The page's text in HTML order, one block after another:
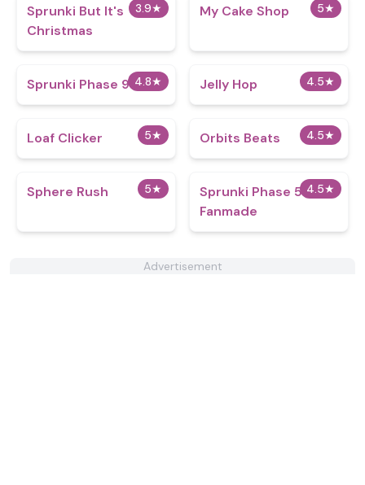
3.9★
Sprunki But It's
Christmas
5★
My Cake Shop
4.8★
Sprunki Phase 9 4.5★
Jelly Hop
5★
Loaf Clicker 4.5★
Orbits Beats
5★
Sphere Rush 4.5★
Sprunki Phase 5
Fanmade
Advertisement